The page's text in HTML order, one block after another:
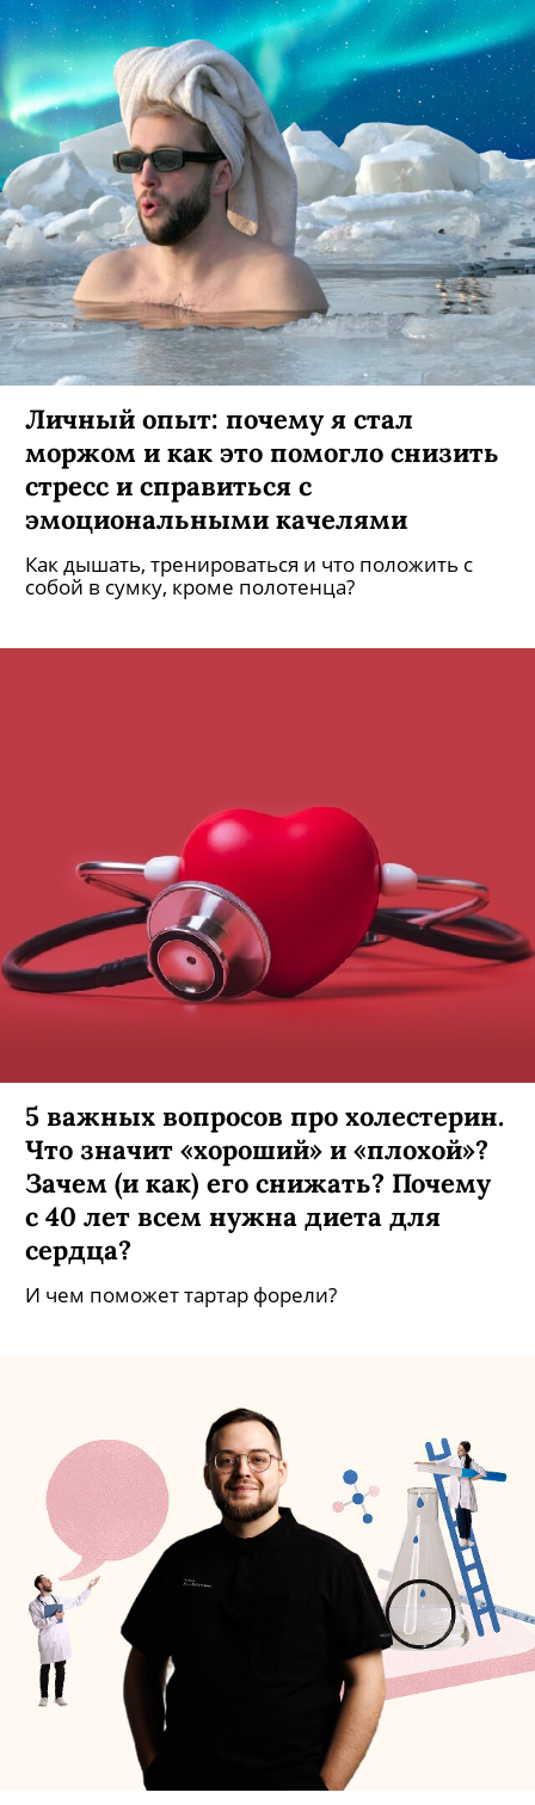
Личный опыт: почему я стал
моржом и как это помогло снизить
стресс и справиться с
эмоциональными качелями
Как дышать, тренироваться и что положить с
собой в сумку, кроме полотенца?
5 важных вопросов про холестерин.
Что значит «хороший» и «плохой»?
Зачем (и как) его снижать? Почему
с 40 лет всем нужна диета для
сердца?
И чем поможет тартар форели?